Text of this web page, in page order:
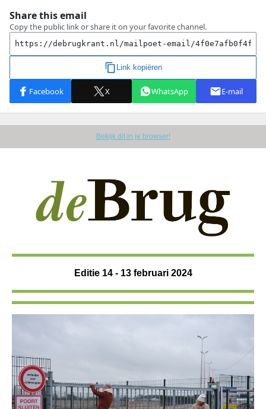
Bekijk dit in je browser!
Editie 14 - 13 februari 2024